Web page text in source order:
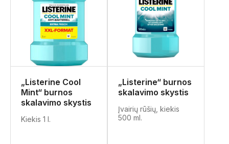
„Listerine Cool
Mint“ burnos
skalavimo skystis
Kiekis 1 l.
„Listerine“ burnos
skalavimo skystis
Įvairių rūšių, kiekis
500 ml.